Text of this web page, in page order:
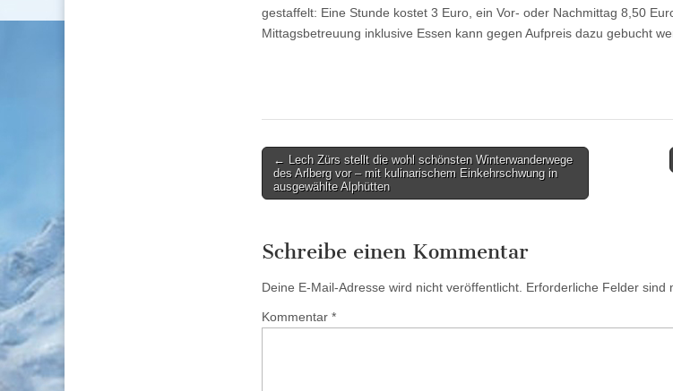
gestaffelt: Eine Stunde kostet 3 Euro, ein Vor- oder Nachmittag 8,50
Mittagsbetreuung inklusive Essen kann gegen Aufpreis dazu gebucht
Post
navigation
← Lech Zürs stellt die wohl schönsten Winterwanderwege
des Arlberg vor – mit kulinarischem Einkehrschwung in
ausgewählte Alphütten
Schreibe einen Kommentar
Deine E-Mail-Adresse wird nicht veröffentlicht. Erforderliche Felder sind
Kommentar *